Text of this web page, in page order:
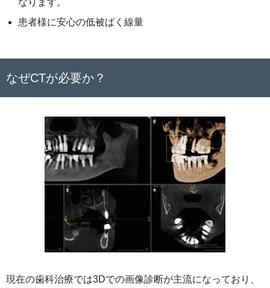
患者様に安心の低被ばく線量
なぜCTが必要か？
現在の歯科治療では3Dでの画像診断が主流になっており、